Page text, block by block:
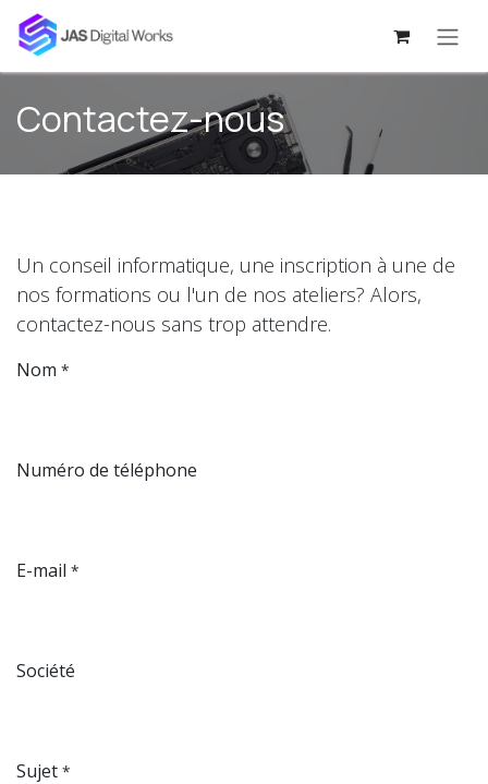
Se rendre au contenu
Contactez-nous
Un conseil informatique, une inscription à une de
nos formations ou l'un de nos ateliers? Alors,
contactez-nous sans trop attendre.
Nom *
Numéro de téléphone
E-mail *
Société
Sujet *